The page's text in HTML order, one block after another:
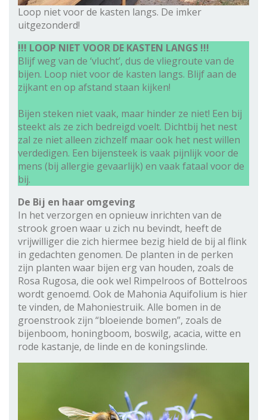
Loop niet voor de kasten langs. De imker
uitgezonderd!
!!! LOOP NIET VOOR DE KASTEN LANGS !!!
Blijf weg van de ‘vlucht’, dus de vliegroute van de
bijen. Loop niet voor de kasten langs. Blijf aan de
zijkant en op afstand staan kijken!
Bijen steken niet vaak, maar hinder ze niet! Een bij
steekt als ze zich bedreigd voelt. Dichtbij het nest
zal ze niet alleen zichzelf maar ook het nest willen
verdedigen. Een bijensteek is vaak pijnlijk voor de
mens (bij allergie gevaarlijk) en vaak fataal voor de
bij.
De Bij en haar omgeving
In het verzorgen en opnieuw inrichten van de
strook groen waar u zich nu bevindt, heeft de
vrijwilliger die zich hiermee bezig hield de bij al flink
in gedachten genomen. De planten in de perken
zijn planten waar bijen erg van houden, zoals de
Rosa Rugosa, die ook wel Rimpelroos of Bottelroos
wordt genoemd. Ook de Mahonia Aquifolium is hier
te vinden, de Mahoniestruik. Alle bomen in de
groenstrook zijn “bloeiende bomen”, zoals de
bijenboom, honingboom, boswilg, acacia, witte en
rode kastanje, de linde en de koningslinde.